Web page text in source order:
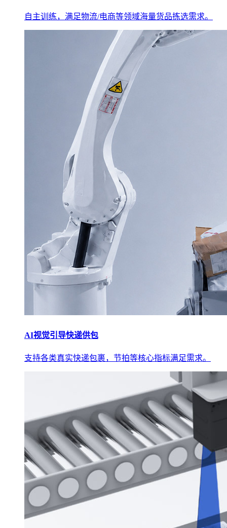
自主训练，满足物流/电商等领域海量货品拣选需求。
AI视觉引导快递供包
支持各类真实快递包裹，节拍等核心指标满足需求。